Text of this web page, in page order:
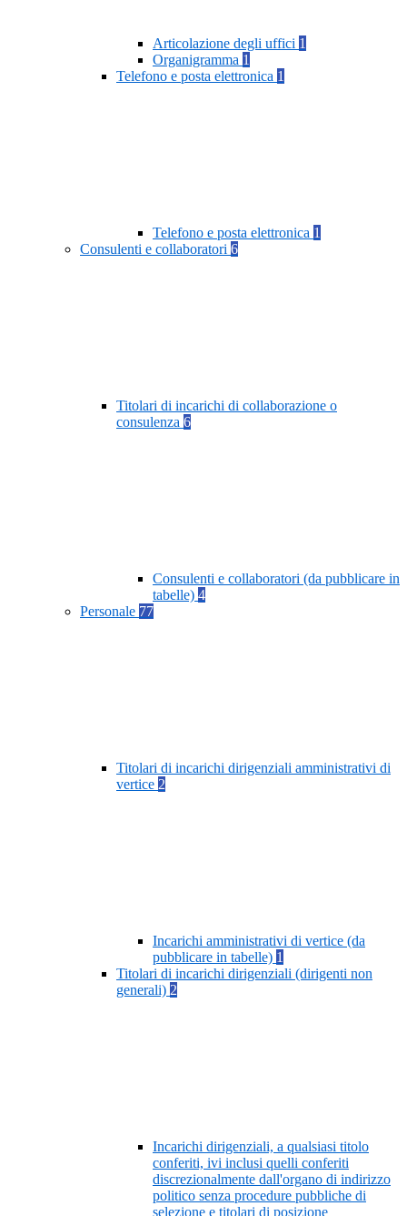
Articolazione degli uffici 1
Organigramma 1
Telefono e posta elettronica 1
Telefono e posta elettronica 1
Consulenti e collaboratori 6
Titolari di incarichi di collaborazione o
consulenza 6
Consulenti e collaboratori (da pubblicare in
tabelle) 4
Personale 77
Titolari di incarichi dirigenziali amministrativi di
vertice 2
Incarichi amministrativi di vertice (da
pubblicare in tabelle) 1
Titolari di incarichi dirigenziali (dirigenti non
generali) 2
Incarichi dirigenziali, a qualsiasi titolo
conferiti, ivi inclusi quelli conferiti
discrezionalmente dall'organo di indirizzo
politico senza procedure pubbliche di
selezione e titolari di posizione